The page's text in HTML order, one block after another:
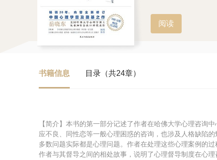
阅读
书籍信息 目录（共24章）
【简介】本书的第一部分记述了作者在哈佛大学心理咨询
应不良、同性恋等一般心理困惑的咨询，也涉及人格缺陷
多数问题实际都是心理问题。作者在处理这些心理案例的
作者与其督导之间的相处故事，说明了心理督导制度在心